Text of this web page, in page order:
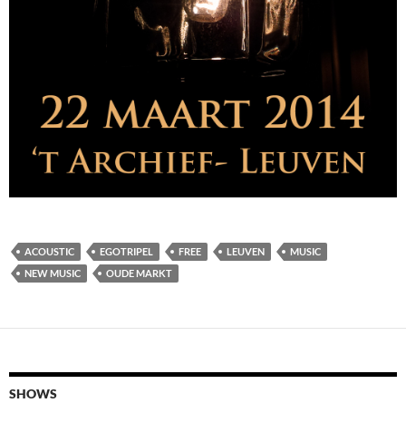
ACOUSTIC EGOTRIPEL FREE LEUVEN
MUSIC
NEW MUSIC
OUDE MARKT
SHOWS